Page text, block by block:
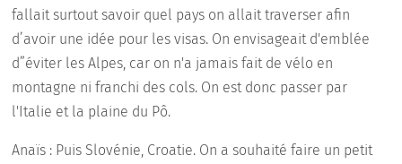
fallait surtout savoir quel pays on allait traverser afin
d’avoir une idée pour les visas. On envisageait d'emblée
d”éviter les Alpes, car on n'a jamais fait de vélo en
montagne ni franchi des cols. On est donc passer par
l'Italie et la plaine du Pô.
Anaïs : Puis Slovénie, Croatie. On a souhaité faire un petit